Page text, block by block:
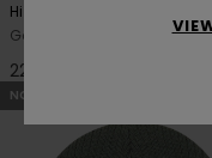
High Icon
Gorro clásico Azul Unisex
22,00 €
NOVEDADES